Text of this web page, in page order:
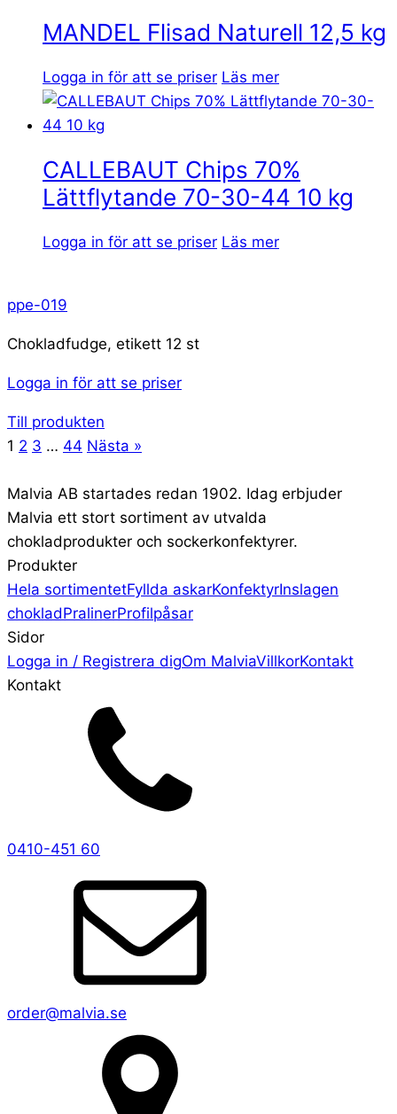
MANDEL Flisad Naturell 12,5 kg
Logga in för att se priser Läs mer
CALLEBAUT Chips 70%
Lättflytande 70-30-44 10 kg
Logga in för att se priser Läs mer
ppe-019
Chokladfudge, etikett 12 st
Logga in för att se priser
Till produkten
1 2 3 … 44 Nästa »
Malvia AB startades redan 1902. Idag erbjuder
Malvia ett stort sortiment av utvalda
chokladprodukter och sockerkonfektyrer.
Produkter
Hela sortimentetFyllda askarKonfektyrInslagen
chokladPralinerProfilpåsar
Sidor
Logga in / Registrera digOm MalviaVillkorKontakt
Kontakt
0410-451 60
order@malvia.se